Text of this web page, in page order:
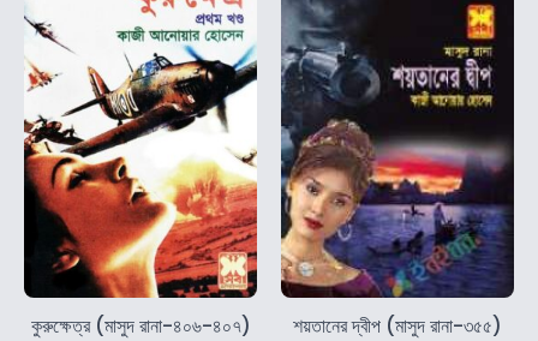
কুরুক্ষেত্র (মাসুদ রানা-৪০৬-৪০৭) শয়তানের দ্বীপ (মাসুদ রানা-৩৫৫)